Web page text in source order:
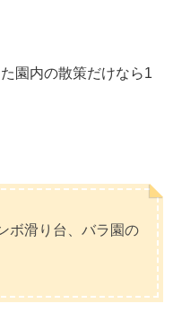
園内の散策だけなら1
ボ滑り台、バラ園の